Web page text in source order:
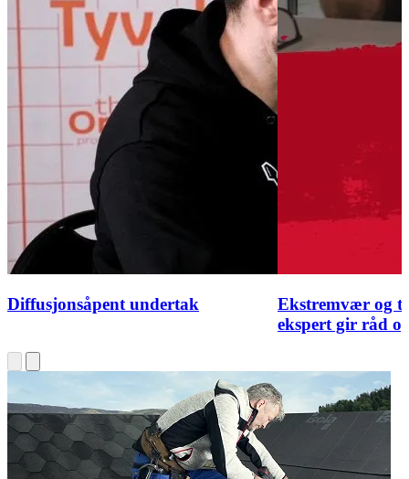
Diffusjonsåpent undertak
Ekstremvær og
ekspert gir råd